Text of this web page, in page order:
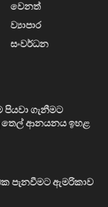
වෙනත්
ව්‍යාපාර
සංවර්ධන
පියවා ගැනීමට
තෙල් ආනයනය ඉහළ
පැනවීමට ඇමරිකාව